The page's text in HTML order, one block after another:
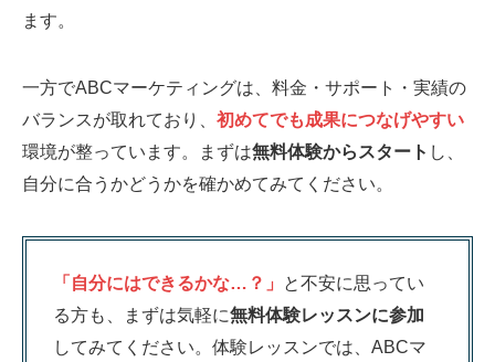
ます。
一方でABCマーケティングは、料金・サポート・実績の
バランスが取れており、 初めてでも成果につなげやすい
環境が整っています。まずは無料体験からスタート し、
自分に合うかどうかを確かめてみてください。
「自分にはできるかな…？」
と不安に思ってい
る方も、まずは気軽に無料体験レッスンに参加
してみてください。体験レッスンでは、ABCマ